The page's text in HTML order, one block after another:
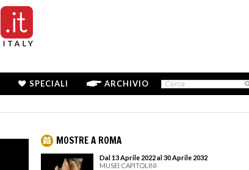
SPECIALI ARCHIVIO
MOSTRE A ROMA
Dal 13 Aprile 2022 al 30 Aprile 2032
MUSEI CAPITOLINI